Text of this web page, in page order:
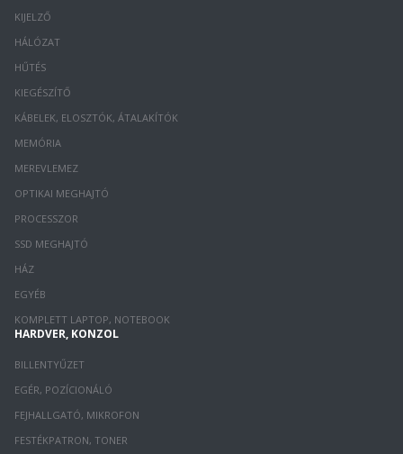
KIJELZŐ
HÁLÓZAT
HŰTÉS
KIEGÉSZÍTŐ
KÁBELEK, ELOSZTÓK, ÁTALAKÍTÓK
MEMÓRIA
MEREVLEMEZ
OPTIKAI MEGHAJTÓ
PROCESSZOR
SSD MEGHAJTÓ
HÁZ
EGYÉB
KOMPLETT LAPTOP, NOTEBOOK
HARDVER, KONZOL
BILLENTYŰZET
EGÉR, POZÍCIONÁLÓ
FEJHALLGATÓ, MIKROFON
FESTÉKPATRON, TONER